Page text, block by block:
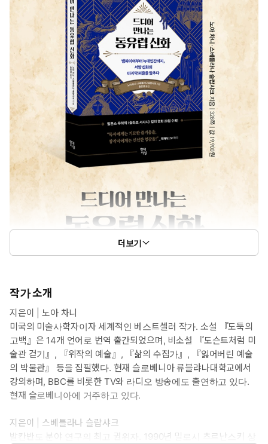
더보기
작가 소개
지은이 | 노아 차니
미국의 미술사학자이자 세계적인 베스트셀러 작가. 소설 『도둑의
고백』은 14개 언어로 번역 출간되었으며, 비소설 『도슨트처럼 미
술관 걷기』, 『위작의 예술』, 『삶의 수집가』, 『잃어버린 예술
의 박물관』 등을 집필했다. 현재 슬로베니아 류블랴나대학교에서
강의하며, BBC를 비롯한 TV와 라디오 방송에도 출연하고 있다.
현재 슬로베니아에 거주하고 있다.
지은이 | 스베틀라나 슬랍샤크
발칸반도 분야 연구의 최고 권위자. 1990년 밀로시 츠르냔스키 상